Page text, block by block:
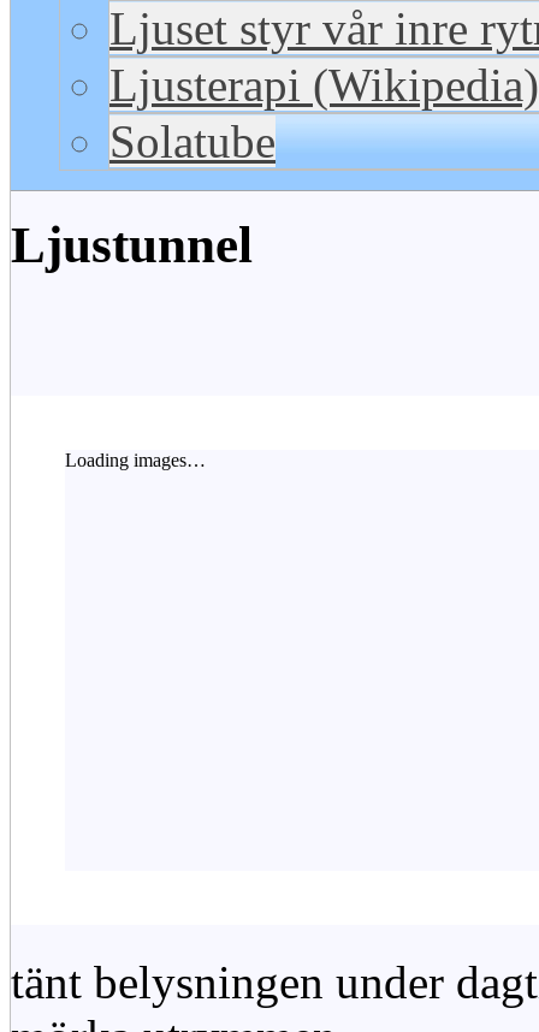
Ljuset styr vår inre
Ljusterapi (Wikipedia)
Solatube
Ljustunnel
Loading images…
tänt belysningen under